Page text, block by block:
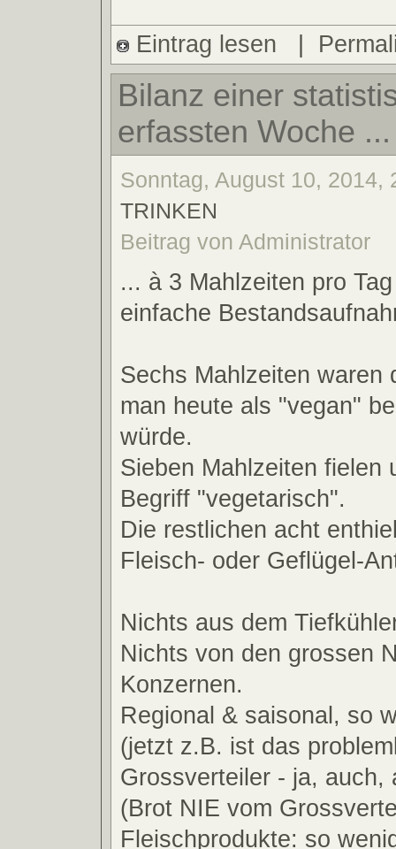
Eintrag lesen |
Bilanz einer
erfassten Woche ...
Sonntag, August 10, 2014,
TRINKEN
Beitrag von Administrator
... à 3 Mahlzeiten pro
einfache
Sechs Mahlzeiten waren
man heute als "vegan"
würde.
Sieben Mahlzeiten fielen
Begriff "vegetarisch".
Die restlichen acht
Fleisch- oder Geflügel-
Nichts aus dem
Nichts von den grossen
Konzernen.
Regional & saisonal, so
(jetzt z.B. ist das
Grossverteiler - ja, auch,
(Brot NIE vom
Fleischprodukte: so